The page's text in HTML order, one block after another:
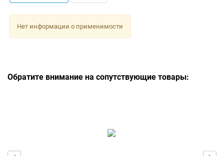
Нет информации о применимости
Обратите внимание на сопутствующие товары: